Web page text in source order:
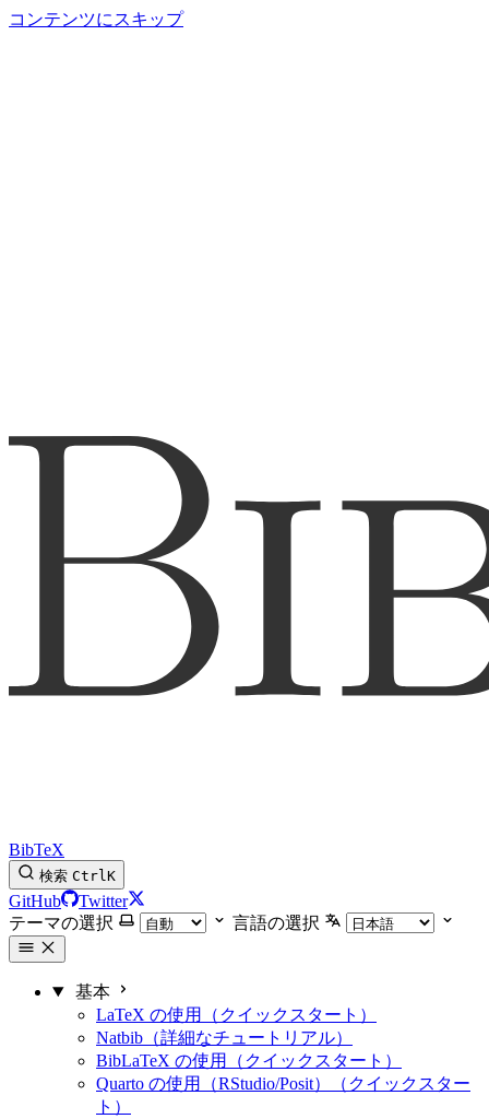
コンテンツにスキップ
BibTeX
検索 CtrlK
GitHub
Twitter
テーマの選択
言語の選択
基本
LaTeX の使用（クイックスタート）
Natbib（詳細なチュートリアル）
BibLaTeX の使用（クイックスタート）
Quarto の使用（RStudio/Posit）（クイックスター
ト）